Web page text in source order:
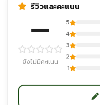
รีวิวและคะแนน
—
ยังไม่มีคะแนน
5
4
3
2
1